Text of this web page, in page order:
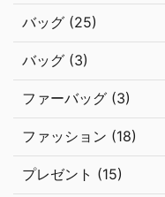
バッグ (25)
バッグ (3)
ファーバッグ (3)
ファッション (18)
プレゼント (15)